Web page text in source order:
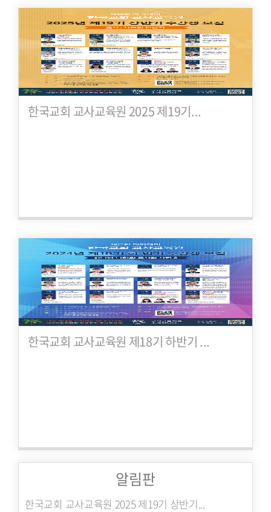
한국교회 교사교육원 2025 제19기...
한국교회 교사교육원 제18기 하반기 ...
알림판
한국교회 교사교육원 2025 제19기 상반기...